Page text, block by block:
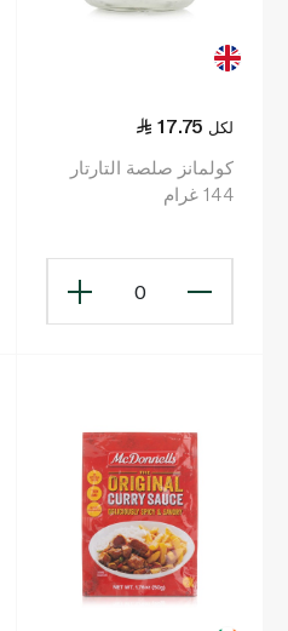
17.75 لكل
كولمانز صلصة التارتار
144 غرام
0